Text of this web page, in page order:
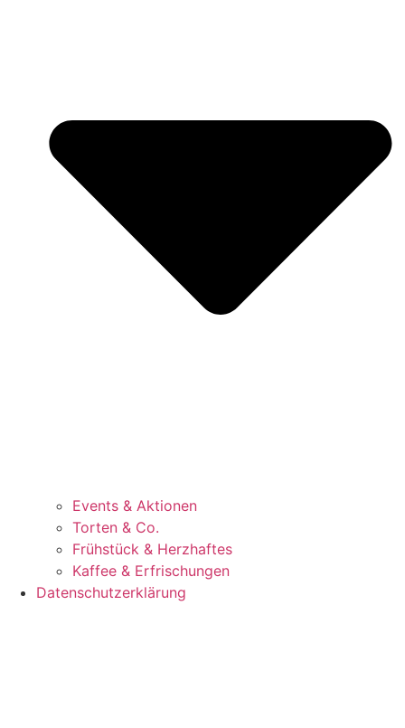
Events & Aktionen
Torten & Co.
Frühstück & Herzhaftes
Kaffee & Erfrischungen
Datenschutzerklärung